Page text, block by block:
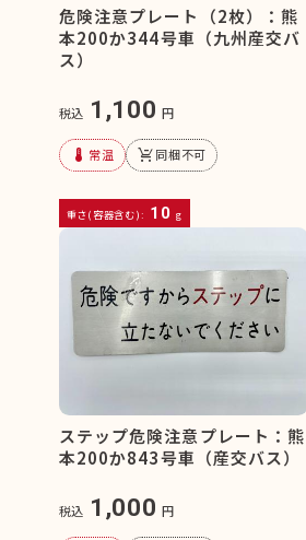
危険注意プレート（2枚）：熊
本200か344号車（九州産交バ
ス）
税込 1,100 円
device_thermostat 常温 remove_shopping_cart同梱不可
重さ(容器含む): 10 g
ステップ危険注意プレート：熊
本200か843号車（産交バス）
税込 1,000 円